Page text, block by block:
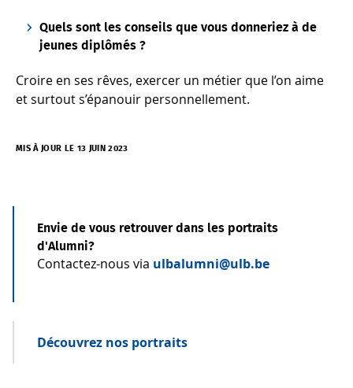
Quels sont les conseils que vous donneriez à de
jeunes diplômés ?
Croire en ses rêves, exercer un métier que l’on aime
et surtout s’épanouir personnellement.
MIS À JOUR LE 13 JUIN 2023
Envie de vous retrouver dans les portraits
d'Alumni?
Contactez-nous via ulbalumni@ulb.be
Découvrez nos portraits